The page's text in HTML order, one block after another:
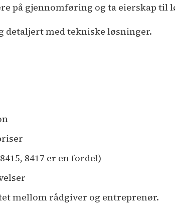
på gjennomføring og ta eierskap til
detaljert med tekniske løsninger.
8417 er en fordel)
mellom rådgiver og entreprenør.